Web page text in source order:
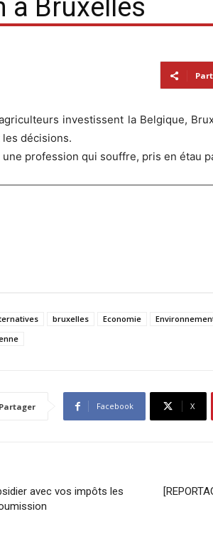
à Bruxelles
investissent la Belgique,
décisions.
une profession qui souffre, pris en étau
bruxelles Economie
Partager Facebook X
avec vos impôts les